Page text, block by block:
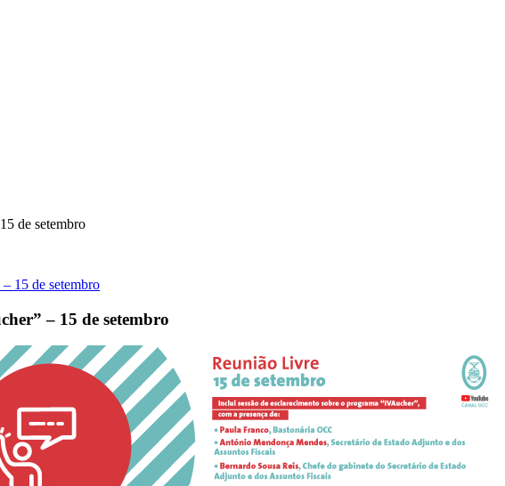
de setembro
– 15 de setembro